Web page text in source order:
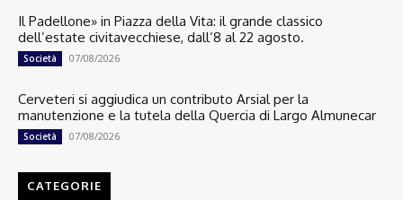
Il Padellone» in Piazza della Vita: il grande classico
dell’estate civitavecchiese, dall’8 al 22 agosto.
Società 07/08/2026
Cerveteri si aggiudica un contributo Arsial per la
manutenzione e la tutela della Quercia di Largo Almunecar
Società 07/08/2026
CATEGORIE